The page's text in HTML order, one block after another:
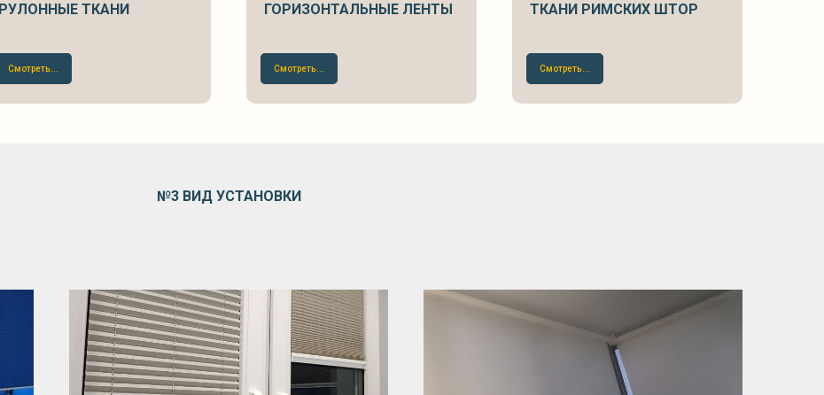
РУЛОННЫЕ ТКАНИ
Смотреть...
ГОРИЗОНТАЛЬНЫЕ ЛЕНТЫ
Смотреть...
ТКАНИ РИМСКИХ ШТОР
Смотреть...
№3 ВИД УСТАНОВКИ